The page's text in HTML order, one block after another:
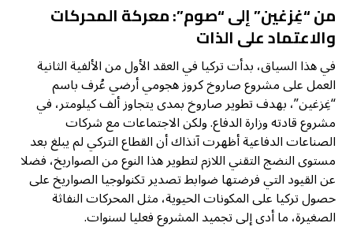
من “غِزغين” إلى “صوم”: معركة المحركات
والاعتماد على الذات
في هذا السياق، بدأت تركيا في العقد الأول من الألفية الثانية
العمل على مشروع صاروخ كروز هجومي أرضي عُرف باسم
“غِزغين”، بهدف تطوير صاروخ بمدى يتجاوز ألف كيلومتر، في
مشروع قادته وزارة الدفاع. ولكن الاجتماعات مع شركات
الصناعات الدفاعية أظهرت آنذاك أن القطاع التركي لم يبلغ بعد
مستوى النضج التقني اللازم لتطوير هذا النوع من الصواريخ، فضلا
عن القيود التي فرضتها ضوابط تصدير تكنولوجيا الصواريخ على
حصول تركيا على المكونات الحيوية، مثل المحركات النفاثة
الصغيرة، ما أدى إلى تجميد المشروع فعليا لسنوات.